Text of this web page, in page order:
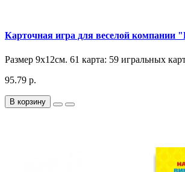
Карточная игра для веселой компании
Размер 9х12см. 61 карта: 59 игральных
95.79 р.
В корзину